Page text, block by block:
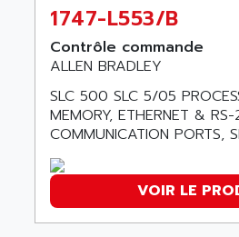
MICROMASTER
SQUARE D
ADVANTYS
APRIL 3000
VT
AEG
AEG MODICON
AEL CRYSTALS
AEM
AEP
AERMEC
AERO - SHARP
AEROSEC INDUSTRIE
1747-L553/B
Contrôle commande
ALLEN BRADLEY
SLC 500 SLC 5/05
MEMORY, ETHERNET &
COMMUNICATION PORTS,
VOIR LE